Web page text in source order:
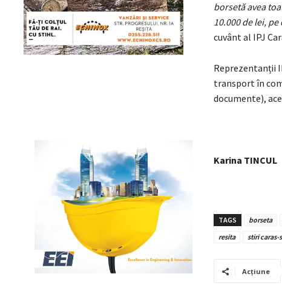
borsetă avea
10.000 de lei,
cuvânt al IPJ
Reprezentanții
transport în
documente),
Karina TINCUL
TAGS borseta
resita
stiri caras-
Acțiune